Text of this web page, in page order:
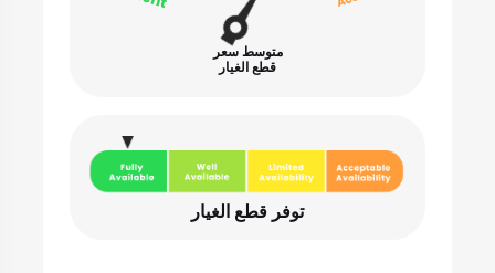
متوسط سعر
قطع الغيار
توفر قطع الغيار